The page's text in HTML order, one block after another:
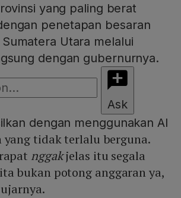
yang paling berat
penetapan besaran
Utara melalui
dengan gubernurnya.
Ask
dengan menggunakan AI
yang tidak terlalu berguna.
nggakjelas itu segala
bukan potong anggaran ya,